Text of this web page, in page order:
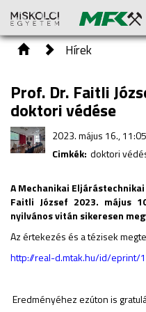
Hírek
Prof. Dr. Faitli
doktori védése
2023. május 16., 11:05
Cimkék: doktori
A Mechanikai
Faitli József 2023. május
nyilvános vitán sikeresen
Az értekezés és a tézisek
http://real-d.mtak.hu/id/eprint/
Eredményéhez ezúton is